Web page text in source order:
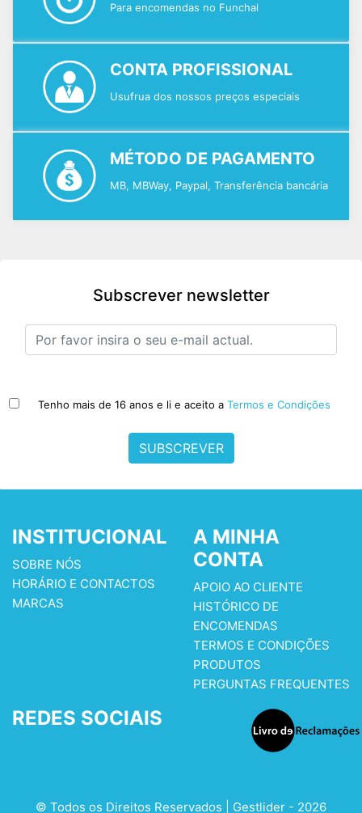
Para encomendas no Funchal
CONTA PROFISSIONAL
Usufrua dos nossos preços especiais
MÉTODO DE PAGAMENTO
MB, MBWay, Paypal, Transferência bancária
Subscrever newsletter
Tenho mais de 16 anos e li e aceito a Termos e Condições
SUBSCREVER
INSTITUCIONAL
SOBRE NÓS
HORÁRIO E CONTACTOS
MARCAS
A MINHA
CONTA
APOIO AO CLIENTE
HISTÓRICO DE
ENCOMENDAS
TERMOS E CONDIÇÕES
PRODUTOS
PERGUNTAS FREQUENTES
REDES SOCIAIS
© Todos os Direitos Reservados | Gestlider - 2026